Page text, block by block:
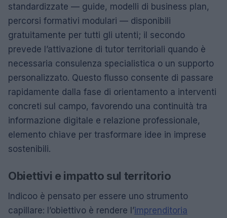
standardizzate — guide, modelli di business plan,
percorsi formativi modulari — disponibili
gratuitamente per tutti gli utenti; il secondo
prevede l’attivazione di tutor territoriali quando è
necessaria consulenza specialistica o un supporto
personalizzato. Questo flusso consente di passare
rapidamente dalla fase di orientamento a interventi
concreti sul campo, favorendo una continuità tra
informazione digitale e relazione professionale,
elemento chiave per trasformare idee in imprese
sostenibili.
Obiettivi e impatto sul territorio
Indicoo è pensato per essere uno strumento
capillare: l’obiettivo è rendere l’imprenditoria